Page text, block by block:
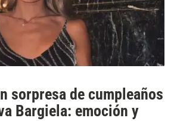
sorpresa de cumpleaños
Bargiela: emoción y